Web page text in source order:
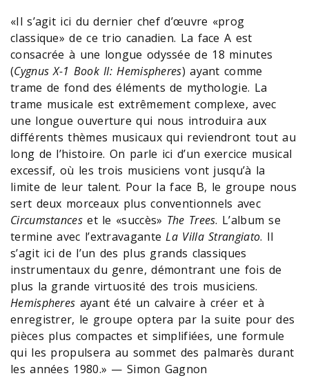
«Il s’agit ici du dernier chef d’œuvre «prog
classique» de ce trio canadien. La face A est
consacrée à une longue odyssée de 18 minutes
(Cygnus X-1 Book II: Hemispheres) ayant comme
trame de fond des éléments de mythologie. La
trame musicale est extrêmement complexe, avec
une longue ouverture qui nous introduira aux
différents thèmes musicaux qui reviendront tout au
long de l’histoire. On parle ici d’un exercice musical
excessif, où les trois musiciens vont jusqu’à la
limite de leur talent. Pour la face B, le groupe nous
sert deux morceaux plus conventionnels avec
Circumstanceset le «succès» The Trees. L’album se
termine avec l’extravaganteLa Villa Strangiato. Il
s’agit ici de l’un des plus grands classiques
instrumentaux du genre, démontrant une fois de
plus la grande virtuosité des trois musiciens.
Hemispheres ayant été un calvaire à créer et à
enregistrer, le groupe optera par la suite pour des
pièces plus compactes et simplifiées, une formule
qui les propulsera au sommet des palmarès durant
les années 1980.» — Simon Gagnon